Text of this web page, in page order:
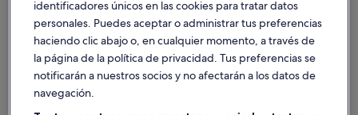
Más información sobre Casa rural en Ota, ideal para
identificadores únicos en las cookies para tratar datos
personales. Puedes aceptar o administrar tus preferencias
haciendo clic abajo o, en cualquier momento, a través de
la página de la política de privacidad. Tus preferencias se
notificarán a nuestros socios y no afectarán a los datos de
navegación.